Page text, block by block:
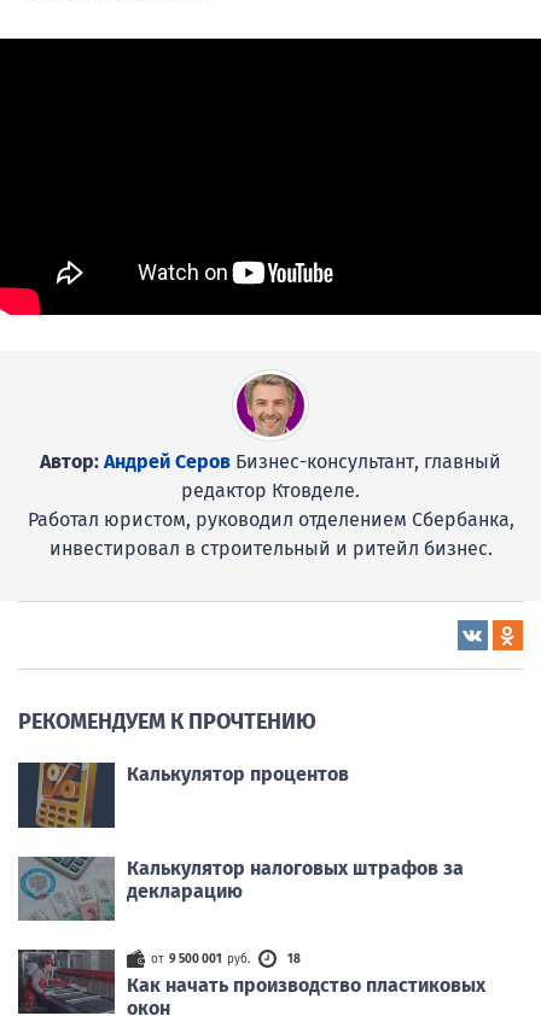
Автор: Андрей Серов Бизнес-консультант, главный
редактор Ктовделе.
Работал юристом, руководил отделением Сбербанка,
инвестировал в строительный и ритейл бизнес.
РЕКОМЕНДУЕМ К ПРОЧТЕНИЮ
Калькулятор процентов
Калькулятор налоговых штрафов за
декларацию
от 9 500 001 руб. 18
Как начать производство пластиковых
окон